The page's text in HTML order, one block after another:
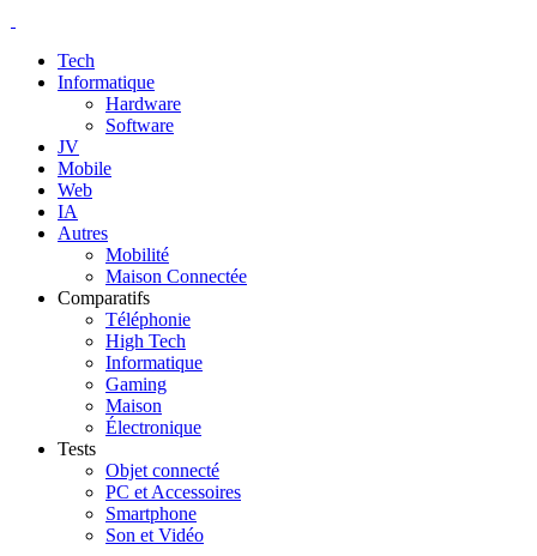
Tech
Informatique
Hardware
Software
JV
Mobile
Web
IA
Autres
Mobilité
Maison Connectée
Comparatifs
Téléphonie
High Tech
Informatique
Gaming
Maison
Électronique
Tests
Objet connecté
PC et Accessoires
Smartphone
Son et Vidéo